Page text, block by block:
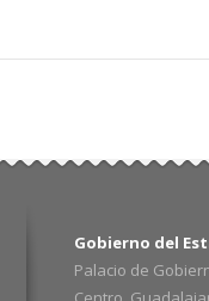
CAMEROS
Gobierno del
Palacio de